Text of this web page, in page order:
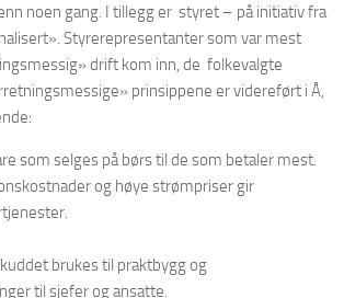
noen gang. I tillegg er styret – på initiativ fra
Styrerepresentanter som var mest
drift kom inn, de folkevalgte
prinsippene er videreført i Å,
som selges på børs til de som betaler mest.
og høye strømpriser gir
brukes til praktbygg og
til sjefer og ansatte.